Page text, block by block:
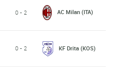
0 - 2
AC Milan (ITA)
0 - 2 KF Drita (KOS)